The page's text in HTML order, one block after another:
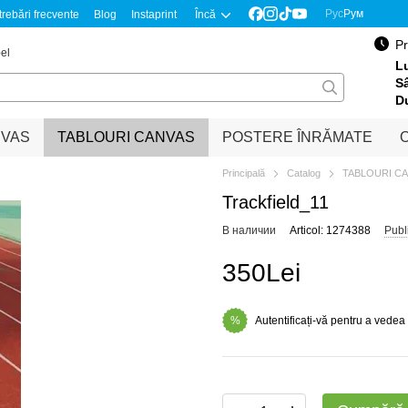
frecvente Blog Instaprint Încă РусРум
TABLOURI CANVAS POSTERE ÎNRĂMATE
Principală Catalog TABLOURI
Trackfield_11
В наличии Articol: 1274388
350Lei
% Autentificați-vă pentru a